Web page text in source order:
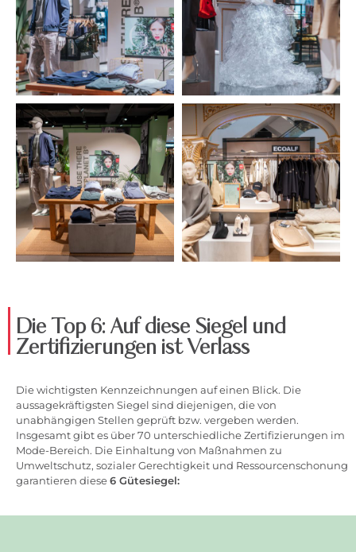
Die Top 6: Auf diese Siegel und
Zertifizierungen ist Verlass
Die wichtigsten Kennzeichnungen auf einen Blick. Die
aussagekräftigsten Siegel sind diejenigen, die von
unabhängigen Stellen geprüft bzw. vergeben werden.
Insgesamt gibt es über 70 unterschiedliche Zertifizierungen im
Mode-Bereich. Die Einhaltung von Maßnahmen zu
Umweltschutz, sozialer Gerechtigkeit und Ressourcenschonung
garantieren diese6 Gütesiegel: